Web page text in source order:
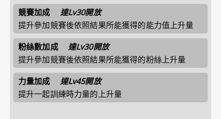
競賽加成
達Lv30開放
提升參加競賽後依照結果所能獲得的能力值上升量
粉絲數加成
達Lv30開放
提升參加競賽後依照結果所能獲得的粉絲上升量
力量加成
達Lv45開放
提升一起訓練時力量的上升量